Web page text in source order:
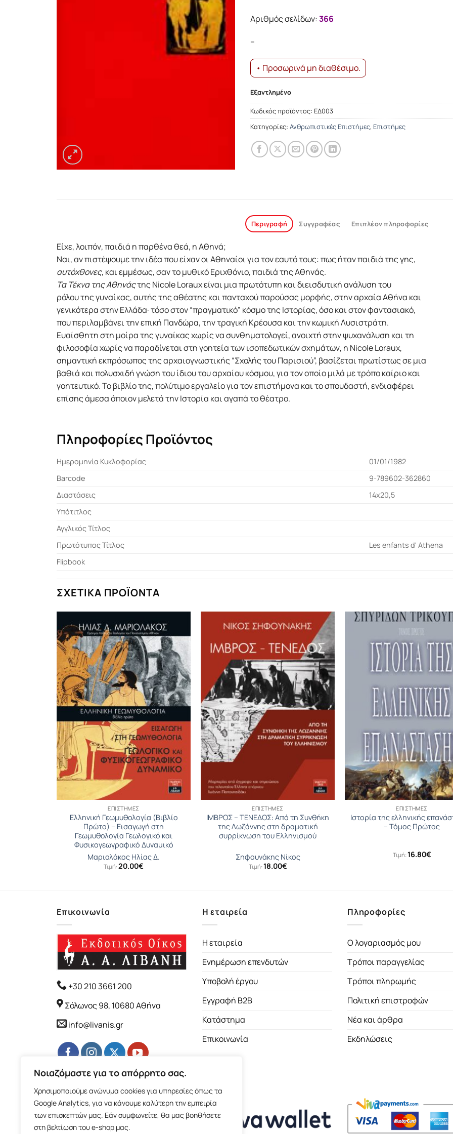
Νοιαζόμαστε για το απόρρητο σας.
Χρησιμοποιούμε ανώνυμα cookies για υπηρεσίες όπως τα
Google Analytics, για να κάνουμε καλύτερη την εμπειρία
των επισκεπτών μας. Εάν συμφωνείτε, θα μας βοηθήσετε
στη βελτίωση του e-shop μας.
Αριθμός σελίδων:366
–
• Προσωρινά μη διαθέσιμο.
Εξαντλημένο
Κωδικός προϊόντος:ΕΔ003
Κατηγορίες:Ανθρωπιστικές Επιστήμες, Επιστήμες
Περιγραφή Συγγραφέας Επιπλέον πληροφορίες
Είχε, λοιπόν, παιδιά η παρθένα θεά, η Αθηνά;
Ναι, αν πιστέψουμε την ιδέα που είχαν οι Αθηναίοι για τον εαυτό τους: πως ήταν παιδιά της γης,
αυτόχθονες, και εμμέσως, σαν το μυθικό Εριχθόνιο, παιδιά της Αθηνάς.
Τα Τέκνα της Αθηνάςτης Nicole Loraux είναι μια πρωτότυπη και διεισδυτική ανάλυση του
ρόλου της γυναίκας, αυτής της αθέατης και πανταχού παρούσας μορφής, στην αρχαία Αθήνα και
γενικότερα στην Ελλάδα· τόσο στον “πραγματικό” κόσμο της Ιστορίας, όσο και στον φαντασιακό,
που περιλαμβάνει την επική Πανδώρα, την τραγική Κρέουσα και την κωμική Λυσιστράτη.
Ευαίσθητη στη μοίρα της γυναίκας χωρίς να συνθηματολογεί, ανοιχτή στην ψυχανάλυση και τη
φιλοσοφία χωρίς να παραδίνεται στη γοητεία των ισοπεδωτικών σχημάτων, η Nicole Loraux,
σημαντική εκπρόσωπος της αρχαιογνωστικής “Σχολής του Παρισιού”, βασίζεται πρωτίστως σε μια
βαθιά και πολυσχιδή γνώση του ίδιου του αρχαίου κόσμου, για τον οποίο μιλά με τρόπο καίριο και
γοητευτικό. Το βιβλίο της, πολύτιμο εργαλείο για τον επιστήμονα και το σπουδαστή, ενδιαφέρει
επίσης άμεσα όποιον μελετά την Ιστορία και αγαπά το θέατρο.
Πληροφορίες Προϊόντος
Ημερομηνία Κυκλοφορίας
01/01/1982
Barcode
9-789602-362860
Διαστάσεις
14x20,5
Υπότιτλος
Αγγλικός Τίτλος
Πρωτότυπος Τίτλος
Les enfants d' Athena
Flipbook
ΣΧΕΤΙΚΆ ΠΡΟΪΌΝΤΑ
ΕΠΙΣΤΉΜΕΣ
Ελληνική Γεωμυθολογία (Βιβλίο
Πρώτο) – Εισαγωγή στη
Γεωμυθολογία Γεωλογικό και
Φυσικογεωγραφικό Δυναμικό
Μαριολάκος Ηλίας Δ.
Τιμή:20.00€
ΕΠΙΣΤΉΜΕΣ
ΙΜΒΡΟΣ – ΤΕΝΕΔΟΣ: Από τη Συνθήκη
της Λωζάννης στη δραματική
συρρίκνωση του Ελληνισμού
Σηφουνάκης Νίκος
Τιμή:18.00€
ΕΠΙΣΤΉΜΕΣ
Ιστορία της ελληνικής
– Τόμος Πρώτος
Τιμή:16.80€
Επικοινωνία
+30 210 3661 200
Σόλωνος 98, 10680 Αθήνα
info@livanis.gr
Η εταιρεία
Η εταιρεία
Ενημέρωση επενδυτών
Υποβολή έργου
Εγγραφή B2B
Κατάστημα
Επικοινωνία
Πληροφορίες
Ο λογαριασμός μου
Τρόποι παραγγελίας
Τρόποι πληρωμής
Πολιτική επιστροφών
Νέα και άρθρα
Εκδηλώσεις